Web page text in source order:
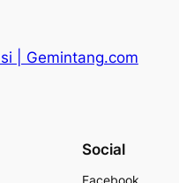
| Gemintang.com
Social
Facebook